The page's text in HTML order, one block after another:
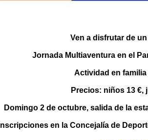
Ven a disfrutar de
Jornada Multiaventura en el
Actividad en
Precios: niños 13 €,
Domingo 2 de octubre, salida de la
Inscripciones en la Concejalía de